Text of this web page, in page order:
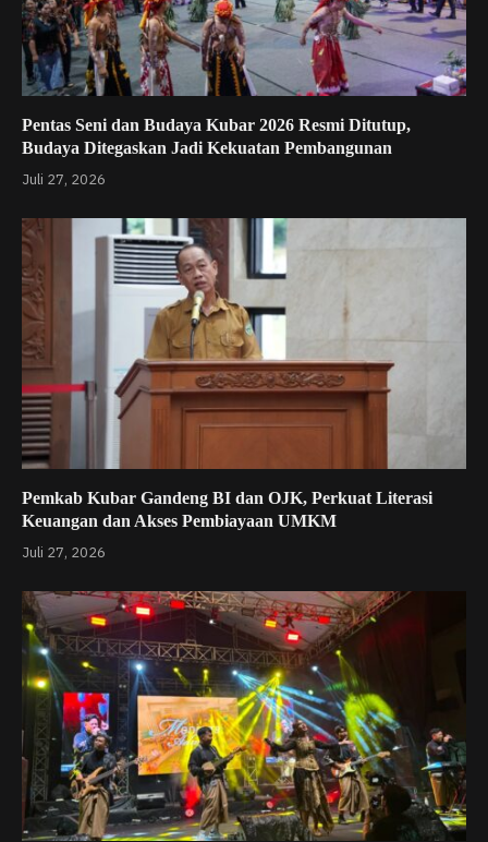
Pentas Seni dan Budaya Kubar 2026 Resmi Ditutup,
Budaya Ditegaskan Jadi Kekuatan Pembangunan
Juli 27, 2026
Pemkab Kubar Gandeng BI dan OJK, Perkuat Literasi
Keuangan dan Akses Pembiayaan UMKM
Juli 27, 2026